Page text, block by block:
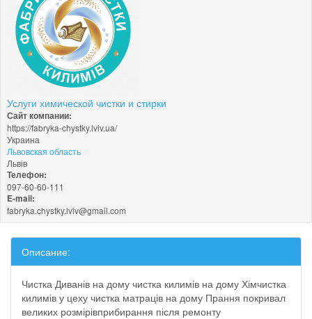
Услуги химической чистки и стирки
Сайт компании:
https://fabryka-chystky.lviv.ua/
Украина
Львовская область
Львів
Телефон:
097-60-60-111
E-mail:
fabryka.chystky.lviv@gmail.com
Описание:
Чистка Диванів на дому чистка килимів на дому Хімчистка
килимів у цеху чистка матраців на дому Прання покривал
великих розмірівприбирання після ремонту